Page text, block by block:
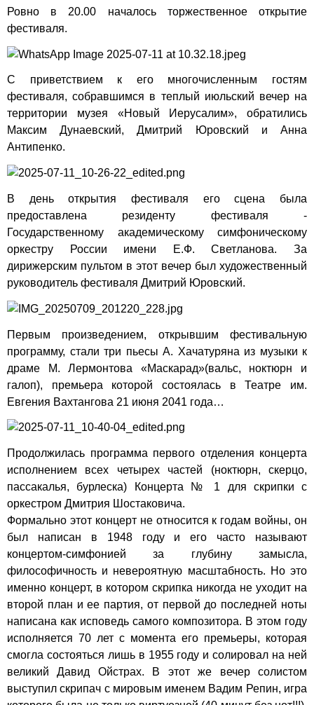
Ровно в 20.00 началось торжественное открытие
фестиваля.
С приветствием к его многочисленным гостям
фестиваля, собравшимся в теплый июльский вечер на
территории музея «Новый Иерусалим», обратились
Максим Дунаевский, Дмитрий Юровский и Анна
Антипенко.
В день открытия фестиваля его сцена была
предоставлена резиденту фестиваля -
Государственному академическому симфоническому
оркестру России имени Е.Ф. Светланова. За
дирижерским пультом в этот вечер был художественный
руководитель фестиваля Дмитрий Юровский.
Первым произведением, открывшим фестивальную
программу, стали три пьесы А. Хачатуряна из музыки к
драме М. Лермонтова «Маскарад»(вальс, ноктюрн и
галоп), премьера которой состоялась в Театре им.
Евгения Вахтангова 21 июня 2041 года…
Продолжилась программа первого отделения концерта
исполнением всех четырех частей (ноктюрн, скерцо,
пассакалья, бурлеска) Концерта № 1 для скрипки с
оркестром Дмитрия Шостаковича.
Формально этот концерт не относится к годам войны, он
был написан в 1948 году и его часто называют
концертом-симфонией за глубину замысла,
философичность и невероятную масштабность. Но это
именно концерт, в котором скрипка никогда не уходит на
второй план и ее партия, от первой до последней ноты
написана как исповедь самого композитора. В этом году
исполняется 70 лет с момента его премьеры, которая
смогла состояться лишь в 1955 году и солировал на ней
великий Давид Ойстрах. В этот же вечер солистом
выступил скрипач с мировым именем Вадим Репин, игра